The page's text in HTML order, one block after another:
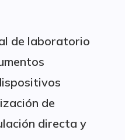
de laboratorio
de
directa y